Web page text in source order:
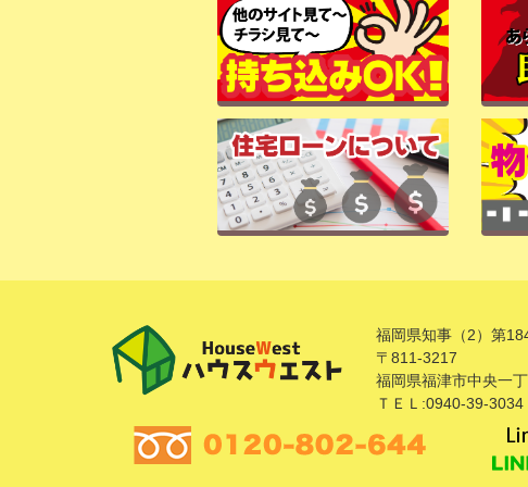
福岡県知事（2）第
〒811-3217
福岡県福津市中央一
ＴＥＬ:0940-39-3034